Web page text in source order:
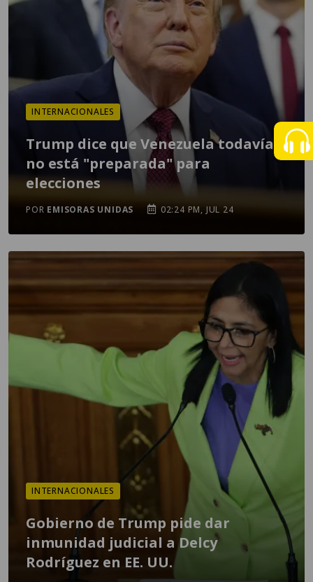
INTERNACIONALES
Trump dice que Venezuela todavía
no está "preparada" para
elecciones
POR EMISORAS UNIDAS 02:24 PM, JUL 24
INTERNACIONALES
Gobierno de Trump pide dar
inmunidad judicial a Delcy
Rodríguez en EE. UU.